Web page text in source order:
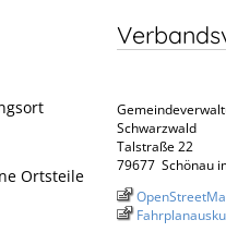
Ortsteile
Schwarzwald
Talstraße 22
79677 Schönau